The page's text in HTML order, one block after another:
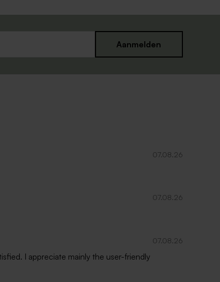
Aanmelden
07.08.26
07.08.26
07.08.26
I appreciate mainly the user-friendly